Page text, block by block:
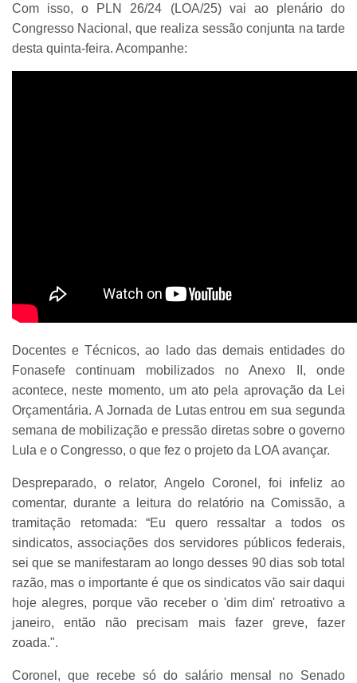
Com isso, o PLN 26/24 (LOA/25) vai ao plenário do
Congresso Nacional, que realiza sessão conjunta na tarde
desta quinta-feira. Acompanhe:
Docentes e Técnicos, ao lado das demais entidades do
Fonasefe continuam mobilizados no Anexo II, onde
acontece, neste momento, um ato pela aprovação da Lei
Orçamentária. A Jornada de Lutas entrou em sua segunda
semana de mobilização e pressão diretas sobre o governo
Lula e o Congresso, o que fez o projeto da LOA avançar.
Despreparado, o relator, Angelo Coronel, foi infeliz ao
comentar, durante a leitura do relatório na Comissão, a
tramitação retomada: “Eu quero ressaltar a todos os
sindicatos, associações dos servidores públicos federais,
sei que se manifestaram ao longo desses 90 dias sob total
razão, mas o importante é que os sindicatos vão sair daqui
hoje alegres, porque vão receber o 'dim dim' retroativo a
janeiro, então não precisam mais fazer greve, fazer
zoada.".
Coronel, que recebe só do salário mensal no Senado